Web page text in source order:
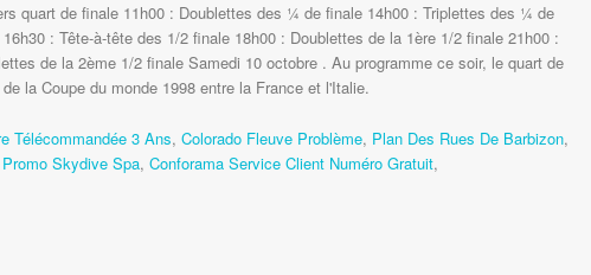
quart de finale 11h00 : Doublettes des 1⁄4 de finale 14h00 : Triplettes des 1⁄4 de
: Tête-à-tête des 1/2 finale 18h00 : Doublettes de la 1ère 1/2 finale 21h00 :
de la 2ème 1/2 finale Samedi 10 octobre . Au programme ce soir, le quart de
la Coupe du monde 1998 entre la France et l'Italie.
Télécommandée 3 Ans, Colorado Fleuve Problème, Plan Des Rues De Barbizon,
Skydive Spa, Conforama Service Client Numéro Gratuit,